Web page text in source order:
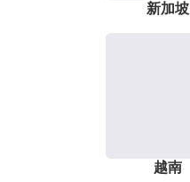
新加坡
越南